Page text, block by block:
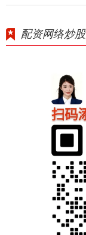
配资网络炒